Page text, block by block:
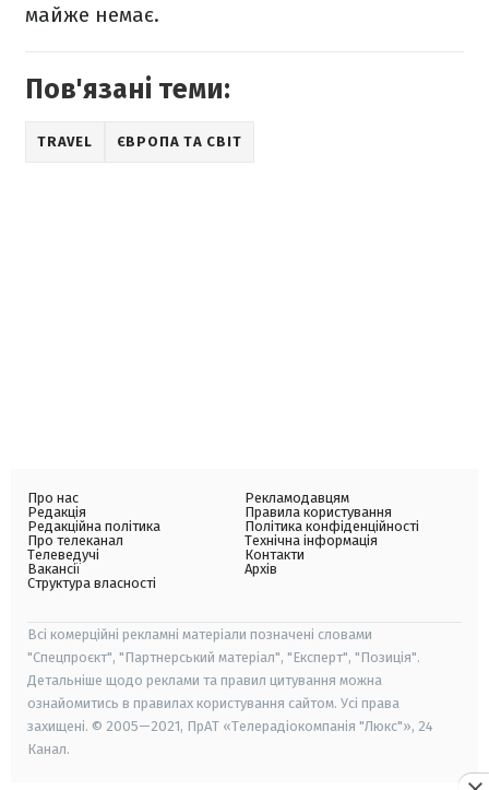
майже немає.
Пов'язані теми:
TRAVEL ЄВРОПА ТА СВІТ
Про нас
Редакція
Редакційна політика
Про телеканал
Телеведучі
Вакансії
Структура власності
Рекламодавцям
Правила користування
Політика конфіденційності
Технічна інформація
Контакти
Архів
Всі комерційні рекламні матеріали позначені словами
"Спецпроєкт", "Партнерський матеріал", "Експерт", "Позиція".
Детальніше щодо реклами та правил цитування можна
ознайомитись в правилах користування сайтом. Усі права
захищені. © 2005—2021, ПрАТ «Телерадіокомпанія "Люкс"», 24
Канал.